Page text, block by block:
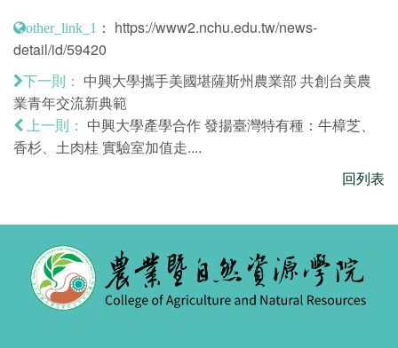
other_link_1 ： https://www2.nchu.edu.tw/news-
detail/id/59420
下一則：
中興大學攜手美國堪薩斯州農業部 共創台美農
業青年交流新典範
上一則：
中興大學產學合作 發揚臺灣特有種：牛樟芝、
香杉、土肉桂 實驗室加值走....
回列表